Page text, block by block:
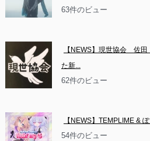
63件のビュー
【NEWS】現世協会　佐
た新...
62件のビュー
【NEWS】TEMPLIME &
54件のビュー